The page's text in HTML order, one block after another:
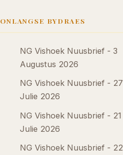
ONLANGSE BYDRAES
NG Vishoek Nuusbrief - 3
Augustus 2026
NG Vishoek Nuusbrief - 27
Julie 2026
NG Vishoek Nuusbrief - 21
Julie 2026
NG Vishoek Nuusbrief - 22